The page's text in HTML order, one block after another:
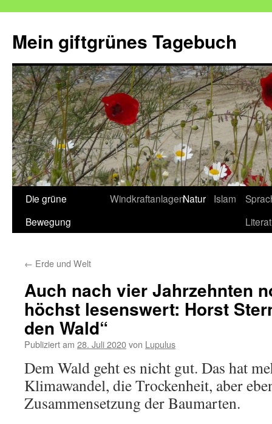
Mein giftgrünes Tagebuch
Zum
Inhalt
Die grüne
Bewegung
WindkraftanlagenNatur Islam
← Erde und Welt
Auch nach vier Jahrzehnten
höchst lesenswert: Horst
den Wald“
Publiziert am 28. Juli 2020von Lupulus
Dem Wald geht es nicht gut. Das hat
Klimawandel, die Trockenheit, aber
Zusammensetzung der Baumarten.